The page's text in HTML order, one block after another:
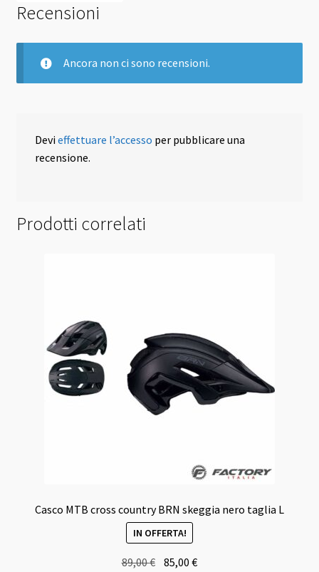
Recensioni
Ancora non ci sono recensioni.
Devieffettuare l’accesso per pubblicare una
recensione.
Prodotti correlati
Casco MTB cross country BRN skeggia nero taglia L
IN OFFERTA!
89,00€ 85,00€Il